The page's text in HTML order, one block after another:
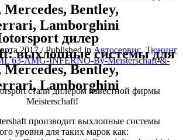
дилер
выхлопные системы для
Bentley,
Lamborghini
Bentley,
Lamborghini
2017/Published in Автосервис,Тюнинг
стали дилером известной фирмы
Meisterschaft!
производит выхлопные системы
уровня для таких марок как: